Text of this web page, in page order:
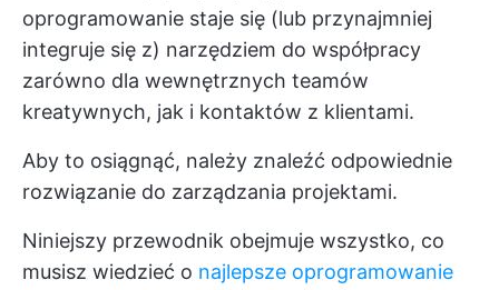
oprogramowanie staje się (lub przynajmniej
integruje się z) narzędziem do współpracy
zarówno dla wewnętrznych teamów
kreatywnych, jak i kontaktów z klientami.
Aby to osiągnąć, należy znaleźć odpowiednie
rozwiązanie do zarządzania projektami.
Niniejszy przewodnik obejmuje wszystko, co
musisz wiedzieć o najlepsze oprogramowanie